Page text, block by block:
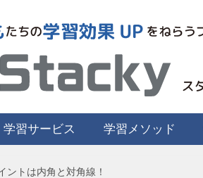
学習サービス 学習メソッド
ントは内角と対角線！